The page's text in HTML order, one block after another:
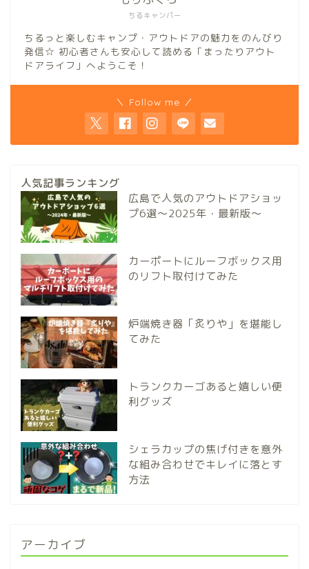
ちるキャンパー
ちるっと楽しむキャンプ・アウトドアの魅力をのんびり
発信☆ 初心者さんも安心して読める「まったりアウト
ドアライフ」へようこそ！
＼ Follow me ／
人気記事ランキング
広島で人気のアウトドアショッ
プ6選～2025年・最新版～
カーポートにルーフボックス用
のリフト取付けてみた
炉端焼き器「炙りや」を堪能し
てみた
トランクカーゴあると嬉しい便
利グッズ
シェラカップの焦げ付きを意外
な組み合わせでキレイに落とす
方法
アーカイブ